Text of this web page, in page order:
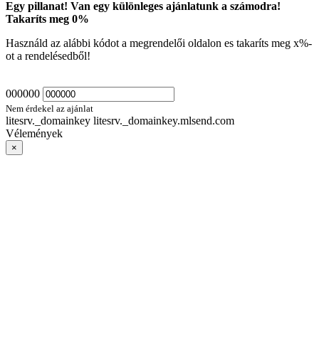
Egy pillanat! Van egy különleges ajánlatunk a számodra!
Takaríts meg 0%
Használd az alábbi kódot a megrendelői oldalon es takaríts meg x%-
ot a rendelésedből!
000000
Nem érdekel az ajánlat
litesrv._domainkey litesrv._domainkey.mlsend.com
Vélemények
×